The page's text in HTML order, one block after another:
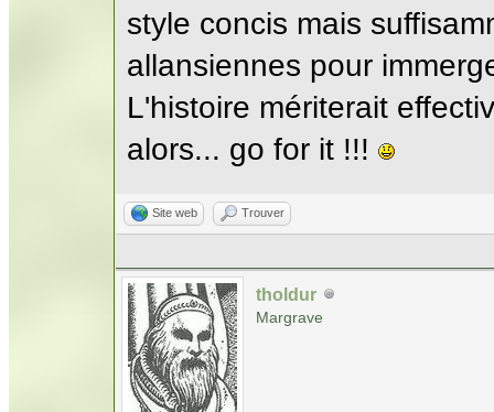
style concis mais
allansiennes pour
L'histoire mériterait
alors... go for it !!!
Site web Trouver
tholdur
Margrave